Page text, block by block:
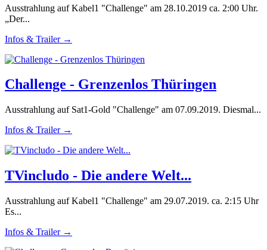
Ausstrahlung auf Kabel1 "Challenge" am 28.10.2019 ca. 2:00 Uhr.
„Der...
Infos & Trailer →
Challenge - Grenzenlos Thüringen
Ausstrahlung auf Sat1-Gold "Challenge" am 07.09.2019. Diesmal...
Infos & Trailer →
TVincludo - Die andere Welt...
Ausstrahlung auf Kabel1 "Challenge" am 29.07.2019. ca. 2:15 Uhr
Es...
Infos & Trailer →